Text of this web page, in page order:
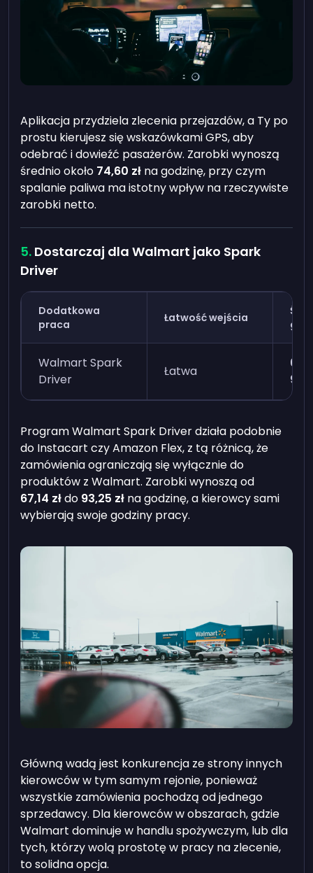
Aplikacja przydziela zlecenia przejazdów, a Ty po
prostu kierujesz się wskazówkami GPS, aby
odebrać i dowieźć pasażerów. Zarobki wynoszą
średnio około 74,60 zł na godzinę, przy czym
spalanie paliwa ma istotny wpływ na rzeczywiste
zarobki netto.
Dostarczaj dla Walmart jako Spark
Driver
Dodatkowa
praca
Łatwość wejścia
Walmart Spark
Driver
Łatwa
Program Walmart Spark Driver działa podobnie
do Instacart czy Amazon Flex, z tą różnicą, że
zamówienia ograniczają się wyłącznie do
produktów z Walmart. Zarobki wynoszą od
67,14 złdo 93,25 zł na godzinę, a kierowcy sami
wybierają swoje godziny pracy.
Główną wadą jest konkurencja ze strony innych
kierowców w tym samym rejonie, ponieważ
wszystkie zamówienia pochodzą od jednego
sprzedawcy. Dla kierowców w obszarach, gdzie
Walmart dominuje w handlu spożywczym, lub dla
tych, którzy wolą prostotę w pracy na zlecenie,
to solidna opcja.